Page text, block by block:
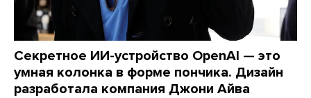
Секретное ИИ-устройство OpenAI — это
умная колонка в форме пончика. Дизайн
разработала компания Джони Айва